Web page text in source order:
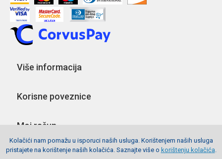
Više informacija
Korisne poveznice
Moj račun
Pratite nas
Kolačići nam pomažu u isporuci naših usluga. Korištenjem naših usluga
pristajete na korištenje naših kolačića. Saznajte više o korištenju kolačića.